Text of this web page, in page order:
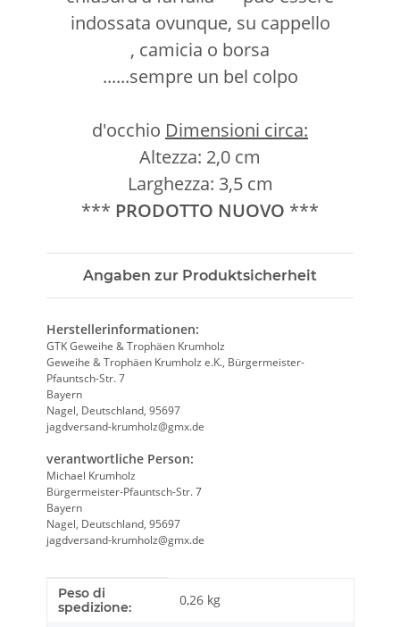
indossata ovunque, su cappello
, camicia o borsa
......sempre un bel colpo
d'occhio Dimensioni circa:
Altezza: 2,0 cm
Larghezza: 3,5 cm
*** PRODOTTO NUOVO ***
Angaben zur Produktsicherheit
Herstellerinformationen:
GTK Geweihe & Trophäen Krumholz
Geweihe & Trophäen Krumholz e.K., Bürgermeister-
Pfauntsch-Str. 7
Bayern
Nagel, Deutschland, 95697
jagdversand-krumholz@gmx.de
verantwortliche Person:
Michael Krumholz
Bürgermeister-Pfauntsch-Str. 7
Bayern
Nagel, Deutschland, 95697
jagdversand-krumholz@gmx.de
Caratteristica prodotto
Valore
Peso di
spedizione:
0,26 kg